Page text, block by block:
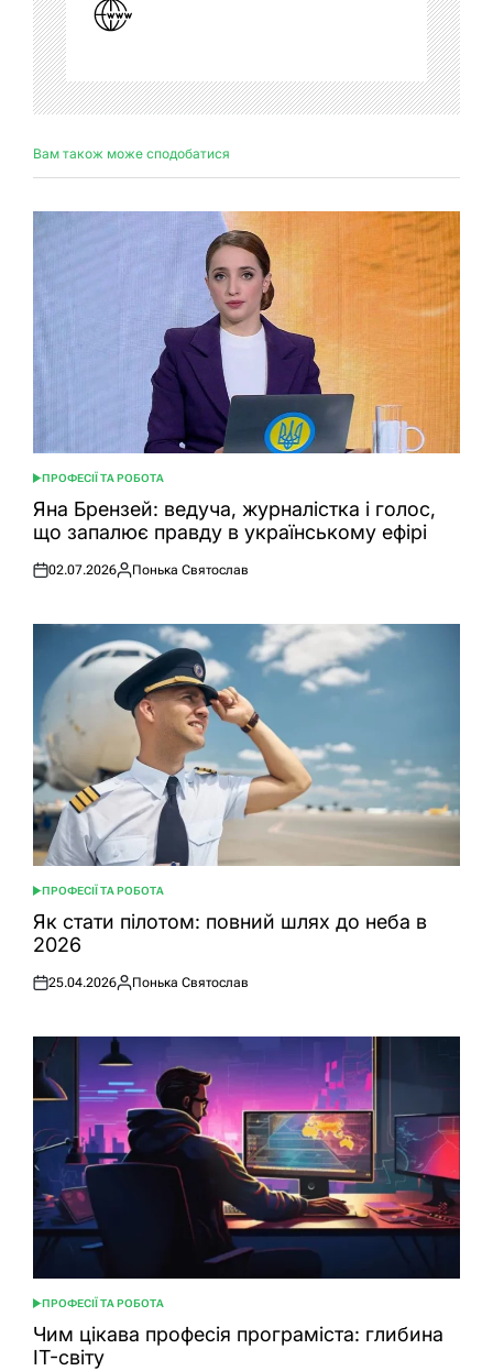
Вам також може сподобатися
ОПУБЛІКУВАТИ
У
ПРОФЕСІЇ ТА РОБОТА
Яна Брензей: ведуча, журналістка і голос,
що запалює правду в українському ефірі
Оприлюднено
02.07.2026
Опубліковано
Понька Святослав
ОПУБЛІКУВАТИ
У
ПРОФЕСІЇ ТА РОБОТА
Як стати пілотом: повний шлях до неба в
2026
Оприлюднено
25.04.2026
Опубліковано
Понька Святослав
ОПУБЛІКУВАТИ
У
ПРОФЕСІЇ ТА РОБОТА
Чим цікава професія програміста: глибина
IT-світу